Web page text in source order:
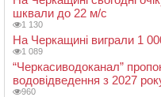
шквали до 22 м/с
1 130
На Черкащині виграли 1
1 089
“Черкасиводоканал”
водовідведення з 2027
960